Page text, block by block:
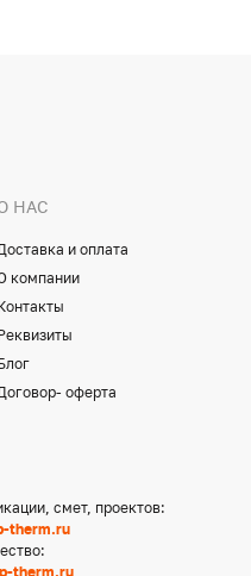
НАС
и оплата
компании
оферта
смет, проектов:
therm.ru
therm.ru